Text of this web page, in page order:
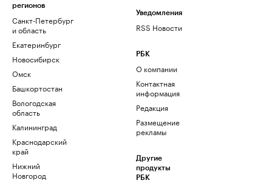
регионов
Санкт-Петербург
и область
Екатеринбург
Новосибирск
Омск
Башкортостан
Вологодская
область
Калининград
Краснодарский
край
Нижний
Новгород
Уведомления
RSS Новости
РБК
О компании
Контактная
информация
Редакция
Размещение
рекламы
Другие
продукты
РБК